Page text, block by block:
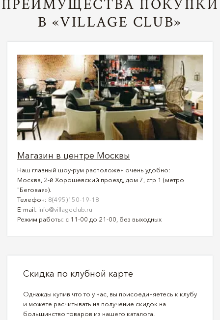
В «VILLAGE CLUB»
Магазин в центре Москвы
Наш главный шоу-рум расположен очень удобно:
Москва, 2-й Хорошёвский проезд, дом 7, стр 1 (метро
"Беговая»).
Телефон: 8(495)150-19-18
E-mail: info@villageclub.ru
Режим работы: с 11-00 до 21-00, без выходных
Скидка по клубной карте
Однажды купив что то у нас, вы присоединяетесь к клубу
и можете расчитывать на получение скидок на
большинство товаров из нашего каталога.